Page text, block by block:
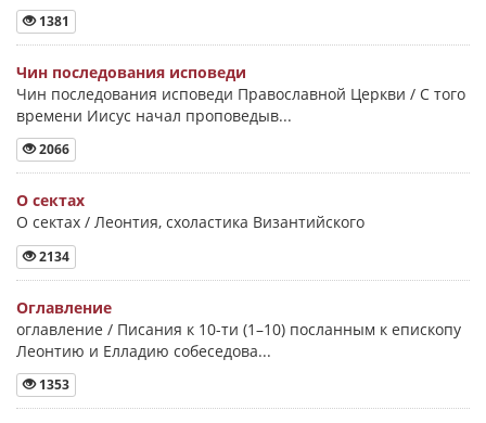
1381
Чин последования исповеди
Чин последования исповеди Православной Церкви / С того
времени Иисус начал проповедыв...
2066
О сектах
О сектах / Леонтия, схоластика Византийского
2134
Оглавление
оглавление / Писания к 10-ти (1–10) посланным к епископу
Леонтию и Елладию собеседова...
1353